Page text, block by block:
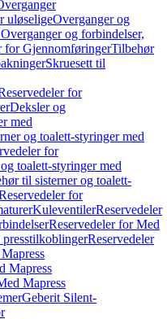
uløseligeOverganger og
og forbindelser,
for GjennomføringerTilbehør
Skruesett til
for
Deksler og
med
og toalett-styringer med
for
toalett-styringer med
til sisterner og toalett-
for
KuleventilerReservedeler
Reservedeler for Med
Reservedeler
Mapress
Mapress
Geberit Silent-